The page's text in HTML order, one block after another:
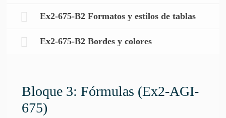
Ex2-675-B2 Formatos y estilos de tablas
Ex2-675-B2 Bordes y colores
Bloque 3: Fórmulas (Ex2-AGI-
675)